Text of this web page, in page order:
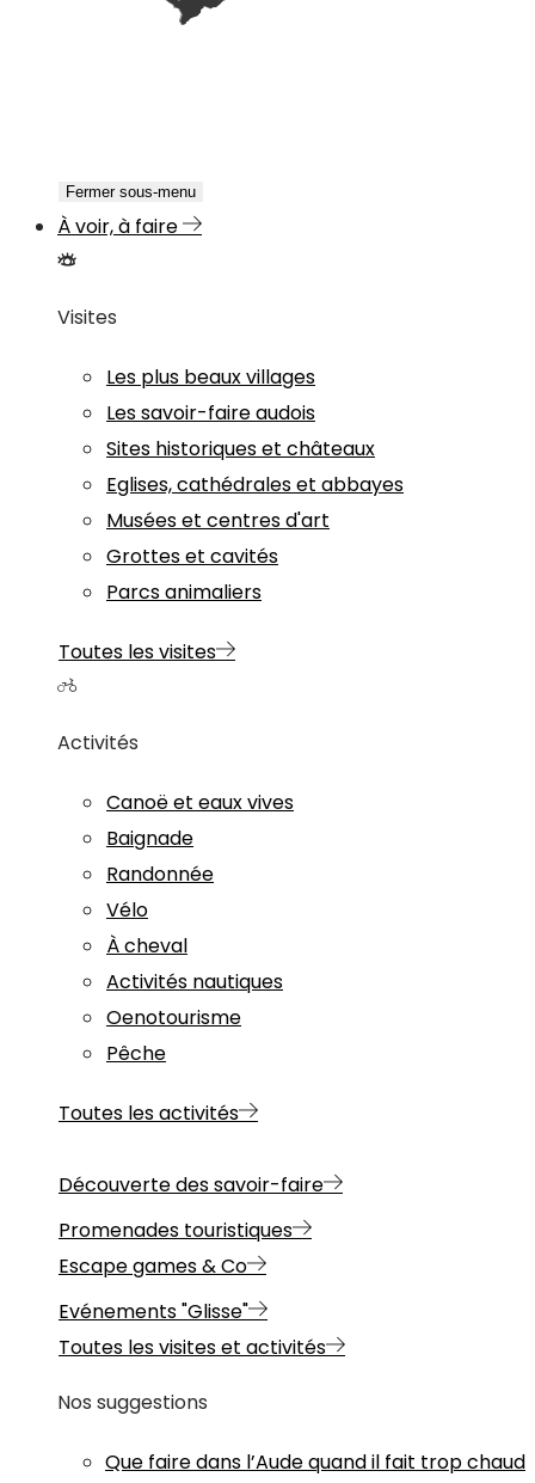
Fermer sous-menu
À voir, à faire
Visites
Les plus beaux villages
Les savoir-faire audois
Sites historiques et châteaux
Eglises, cathédrales et abbayes
Musées et centres d'art
Grottes et cavités
Parcs animaliers
Toutes les visites
Activités
Canoë et eaux vives
Baignade
Randonnée
Vélo
À cheval
Activités nautiques
Oenotourisme
Pêche
Toutes les activités
Découverte des savoir-faire
Promenades touristiques
Escape games & Co
Evénements "Glisse"
Toutes les visites et activités
Nos suggestions
Que faire dans l’Aude quand il fait trop chaud